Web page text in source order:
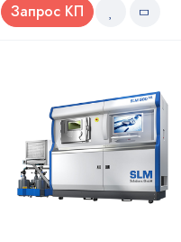
Запрос КП